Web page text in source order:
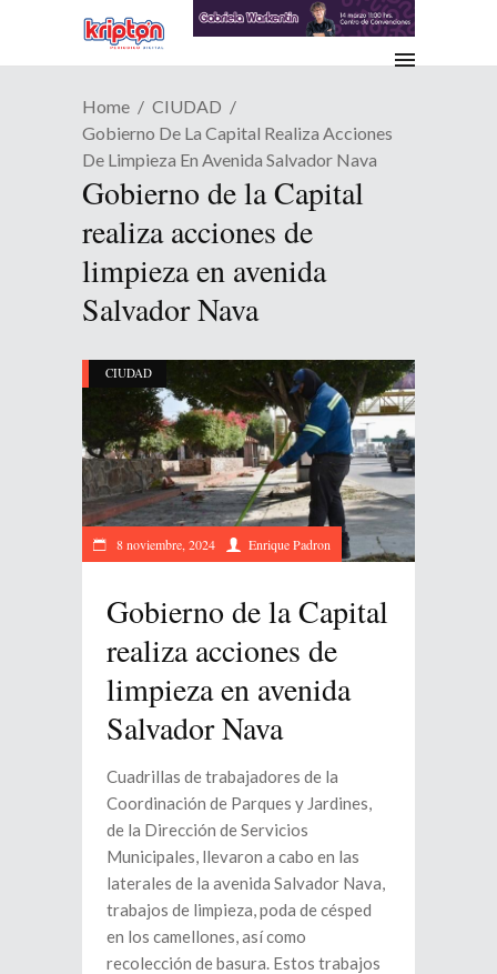
Home
CIUDAD
Gobierno De La Capital Realiza Acciones
De Limpieza En Avenida Salvador Nava
Gobierno de la Capital
realiza acciones de
limpieza en avenida
Salvador Nava
CIUDAD
8 noviembre, 2024 Enrique Padron
Gobierno de la Capital
realiza acciones de
limpieza en avenida
Salvador Nava
Cuadrillas de trabajadores de la
Coordinación de Parques y Jardines,
de la Dirección de Servicios
Municipales, llevaron a cabo en las
laterales de la avenida Salvador Nava,
trabajos de limpieza, poda de césped
en los camellones, así como
recolección de basura. Estos trabajos